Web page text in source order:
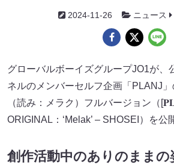
2024-11-26 ニュース
グローバルボーイズグループJO1が、
ネルのメンバーセルフ企画「PLANJ」
（読み：メラク）フルバージョン（
ORIGINAL：‘Melak’ – SHOSEI）を公
創作活動中のありのままの